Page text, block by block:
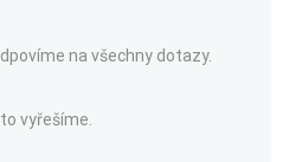
na všechny dotazy.
vyřešíme.